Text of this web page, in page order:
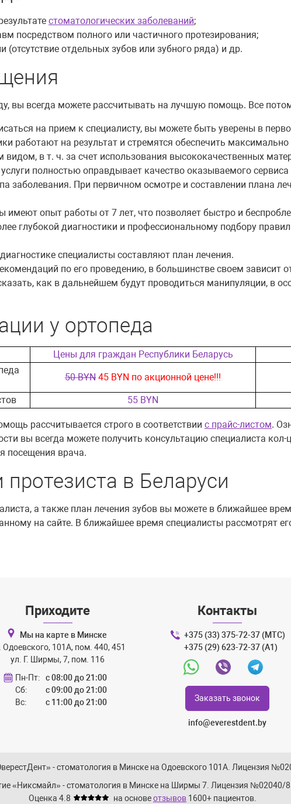
стоматологических заболеваний;
посредством полного или частичного протезирования;
(отсутствие отдельных зубов или зубного ряда) и др.
вы всегда можете рассчитывать на лучшую помощь. Все
на прием к специалисту, вы можете быть уверены в
работают на результат и стремятся обеспечить
в т. ч. за счет использования высококачественных
полностью оправдывает качество оказываемого
заболевания. При первичном осмотре и составлении плана
опыт работы от 7 лет, что позволяет быстро и
глубокой диагностики и профессиональному подбору
специалисты составляют план лечения.
по его проведению, в большинстве своем зависит
как в дальнейшем будут проводиться манипуляции, в
у ортопеда
Цены для граждан Республики Беларусь
50 BYN 45 BYN по акционной цене!!!
55 BYN
рассчитывается строго в соответствии с прайс-листом.
вы всегда можете получить консультацию специалиста кол-
посещения врача.
протезиста в Беларуси
а также план лечения зубов вы можете в ближайшее
на сайте. В ближайшее время специалисты рассмотрят
Приходите
Мы на карте в Минске
Одоевского, 101А, пом. 440, 451
ул. Г. Ширмы, 7, пом. 116
Пн-Пт:
с 08:00 до 21:00
Сб:
с 09:00 до 21:00
Вс:
с 11:00 до 21:00
Контакты
+375 (33) 375-72-37 (МТС)
+375 (29) 623-72-37 (A1)
WhatsappViber Telegram
Заказать звонок
info@everestdent.by
- стоматология в Минске на Одоевского 101А. Лицензия
«Никсмайл» - стоматология в Минске на Ширмы 7. Лицензия №02040/
Оценка 4.8
на основеотзывов 1600+ пациентов.